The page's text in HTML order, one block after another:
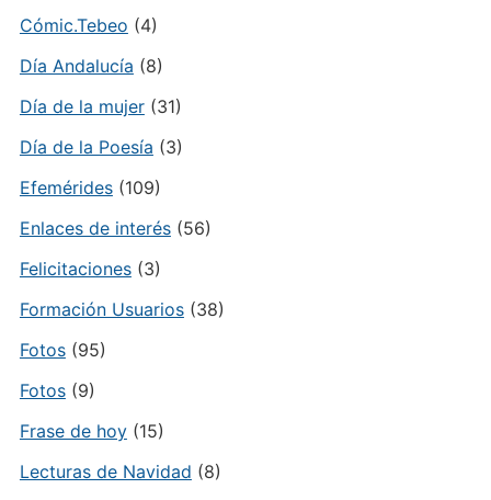
Cómic.Tebeo (4)
Día Andalucía (8)
Día de la mujer(31)
Día de la Poesía (3)
Efemérides(109)
Enlaces de interés(56)
Felicitaciones(3)
Formación Usuarios(38)
Fotos(95)
Fotos(9)
Frase de hoy(15)
Lecturas de Navidad (8)